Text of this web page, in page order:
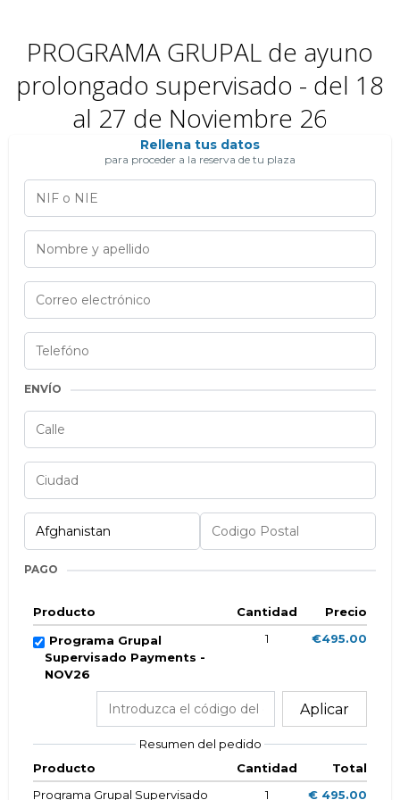
PROGRAMA GRUPAL de ayuno
prolongado supervisado - del 18
al 27 de Noviembre 26
Rellena tus datos
para proceder a la reserva de tu plaza
ENVÍO
PAGO
Producto Cantidad
Precio
Programa Grupal
Supervisado Payments -
NOV26
1 €495.00
Aplicar
Resumen del pedido
Producto
Cantidad
Total
Programa Grupal Supervisado
1 € 495.00